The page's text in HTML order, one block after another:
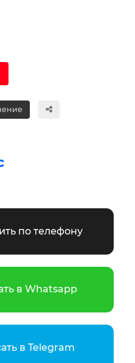
по телефону
в Whatsapp
в Telegram